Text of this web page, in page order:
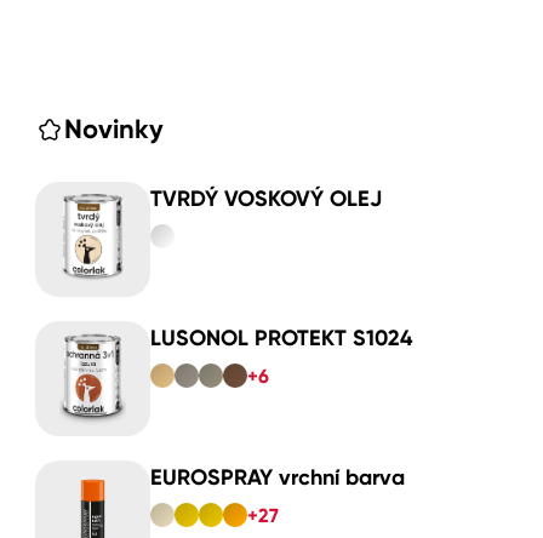
Novinky
TVRDÝ VOSKOVÝ OLEJ
LUSONOL PROTEKT S1024
+6
EUROSPRAY vrchní barva
+27